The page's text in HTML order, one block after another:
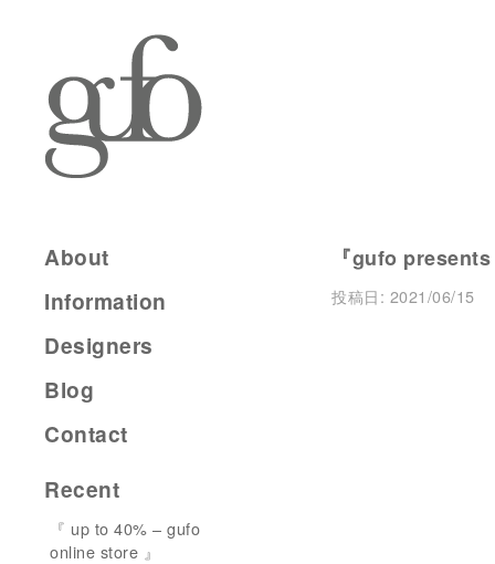
『gufo
投稿日: 2021/06/15
About
Information
Designers
Blog
Contact
Recent
『 up to 40% – gufo
online store 』